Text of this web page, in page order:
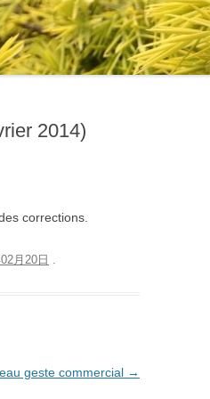
2014)
corrections.
月20日
geste commercial →